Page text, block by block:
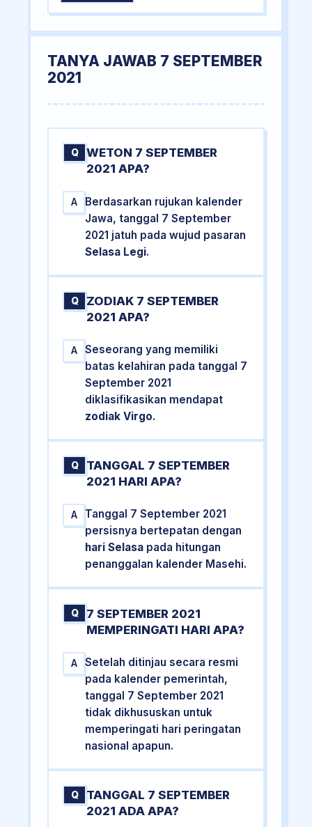
TANYA JAWAB 7 SEPTEMBER
2021
Q
WETON 7 SEPTEMBER
2021 APA?
A
Berdasarkan rujukan kalender
Jawa, tanggal 7 September
2021 jatuh pada wujud pasaran
Selasa Legi.
Q
ZODIAK 7 SEPTEMBER
2021 APA?
A
Seseorang yang memiliki
batas kelahiran pada tanggal 7
September 2021
diklasifikasikan mendapat
zodiak Virgo.
Q
TANGGAL 7 SEPTEMBER
2021 HARI APA?
A
Tanggal 7 September 2021
persisnya bertepatan dengan
hari Selasa pada hitungan
penanggalan kalender Masehi.
Q
7 SEPTEMBER 2021
MEMPERINGATI HARI APA?
A
Setelah ditinjau secara resmi
pada kalender pemerintah,
tanggal 7 September 2021
tidak dikhususkan untuk
memperingati hari peringatan
nasional apapun.
Q
TANGGAL 7 SEPTEMBER
2021 ADA APA?